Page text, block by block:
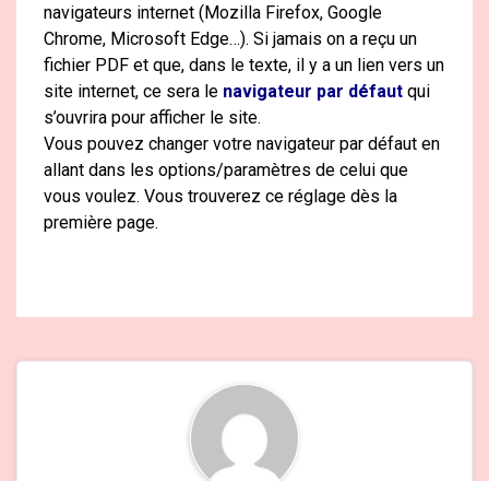
navigateurs internet (Mozilla Firefox, Google
Chrome, Microsoft Edge…). Si jamais on a reçu un
fichier PDF et que, dans le texte, il y a un lien vers un
site internet, ce sera le navigateur par défaut qui
s’ouvrira pour afficher le site.
Vous pouvez changer votre navigateur par défaut en
allant dans les options/paramètres de celui que
vous voulez. Vous trouverez ce réglage dès la
première page.